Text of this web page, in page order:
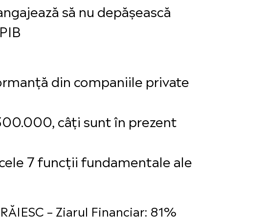
să nu depășească
din companiile private
câți sunt în prezent
7 funcții fundamentale ale
– Ziarul Financiar: 81%